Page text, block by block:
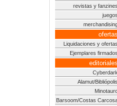
revistas y fanzines
juegos
ofertas
Liquidaciones y ofertas
Ejemplares firmados
editoriales
Cyberdark
Alamut/Bibliópolis
Barsoom/Costas